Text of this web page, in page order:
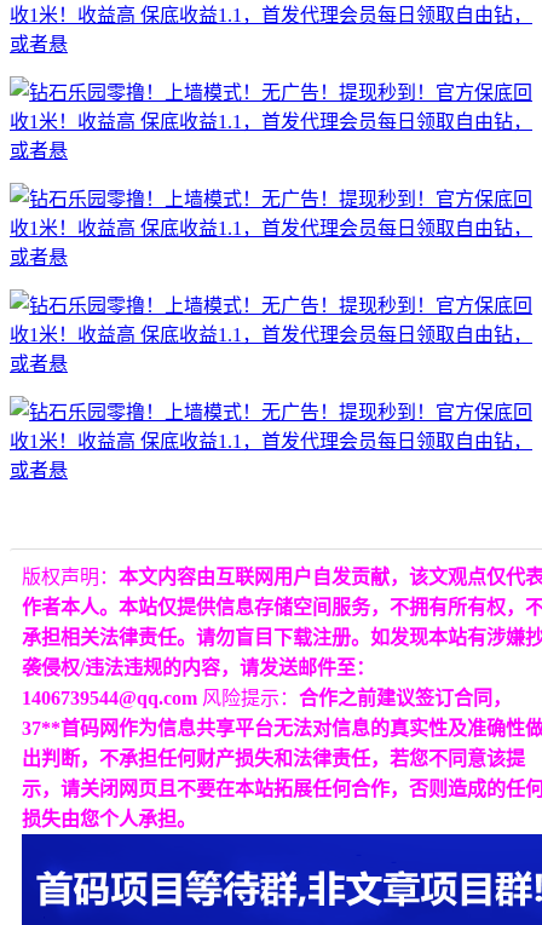
版权声明： 本文内容由互联网用户自发贡献，该文观点仅代
作者本人。本站仅提供信息存储空间服务，不拥有所有权，
承担相关法律责任。请勿盲目下载注册。如发现本站有涉嫌
袭侵权/违法违规的内容，请发送邮件至：
1406739544@qq.com 风险提示： 合作之前建议签订合同，
37**首码网作为信息共享平台无法对信息的真实性及准确性
出判断，不承担任何财产损失和法律责任，若您不同意该提
示，请关闭网页且不要在本站拓展任何合作，否则造成的任
损失由您个人承担。